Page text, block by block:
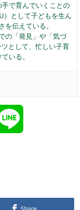
で育んでいくことの
）として子どもを生ん
伝えている。
の「発見」や「気づ
として、忙しい子育
いる。